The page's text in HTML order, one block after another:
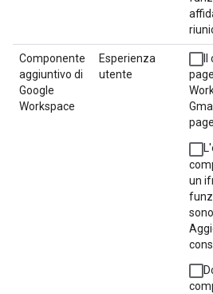
Componente
aggiuntivo di
Google
Workspace
Esperienza
utente
un